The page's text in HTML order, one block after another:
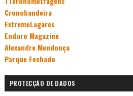
Cronobandeira
ExtremeLagares
Enduro Magazine
Alexandre Mendonça
Parque Fechado
PROTECÇÃO DE DADOS